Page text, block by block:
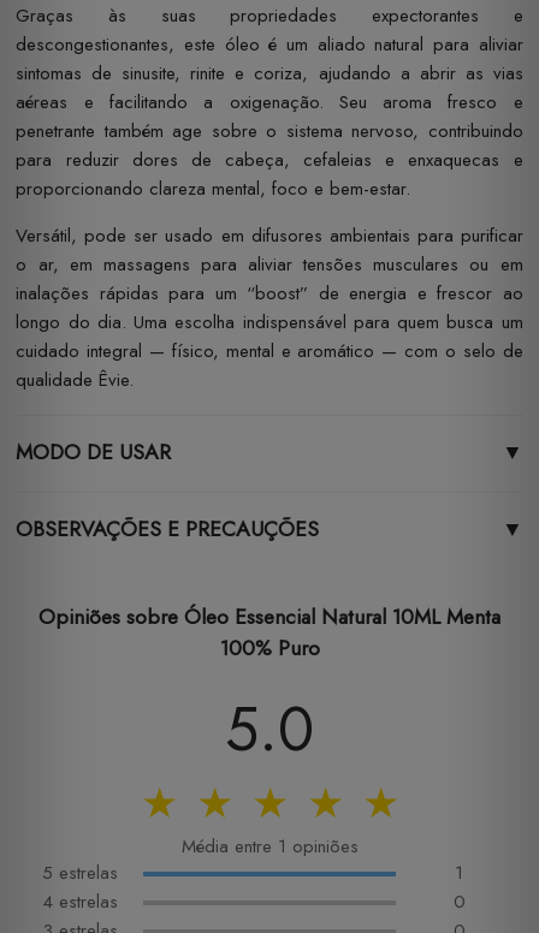
Graças às suas propriedades expectorantes e
descongestionantes, este óleo é um aliado natural para aliviar
sintomas de sinusite, rinite e coriza, ajudando a abrir as vias
aéreas e facilitando a oxigenação. Seu aroma fresco e
penetrante também age sobre o sistema nervoso, contribuindo
para reduzir dores de cabeça, cefaleias e enxaquecas e
proporcionando clareza mental, foco e bem-estar.
Versátil, pode ser usado em difusores ambientais para purificar
o ar, em massagens para aliviar tensões musculares ou em
inalações rápidas para um “boost” de energia e frescor ao
longo do dia. Uma escolha indispensável para quem busca um
cuidado integral — físico, mental e aromático — com o selo de
qualidade Êvie.
MODO DE USAR ▼
OBSERVAÇÕES E PRECAUÇÕES ▼
Opiniões sobre Óleo Essencial Natural 10ML Menta
100% Puro
5.0
★
★
★
★
★
Média entre 1 opiniões
5 estrelas
1
4 estrelas
0